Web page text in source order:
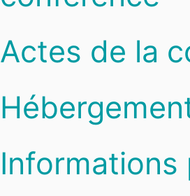
Actes de la
Informations